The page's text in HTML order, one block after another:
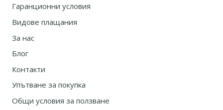
Гаранционни условия
Видове плащания
За нас
Блог
Контакти
Упътване за покупка
Общи условия за ползване